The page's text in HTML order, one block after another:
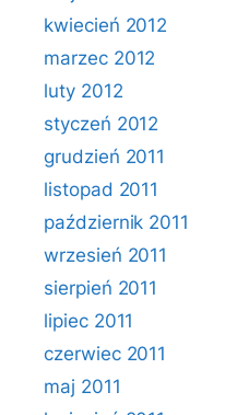
kwiecień 2012
marzec 2012
luty 2012
styczeń 2012
grudzień 2011
listopad 2011
październik 2011
wrzesień 2011
sierpień 2011
lipiec 2011
czerwiec 2011
maj 2011